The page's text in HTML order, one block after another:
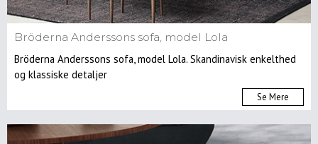
Bröderna Anderssons sofa, model Lola
Bröderna Anderssons sofa, model Lola. Skandinavisk enkelthed
og klassiske detaljer
Se Mere